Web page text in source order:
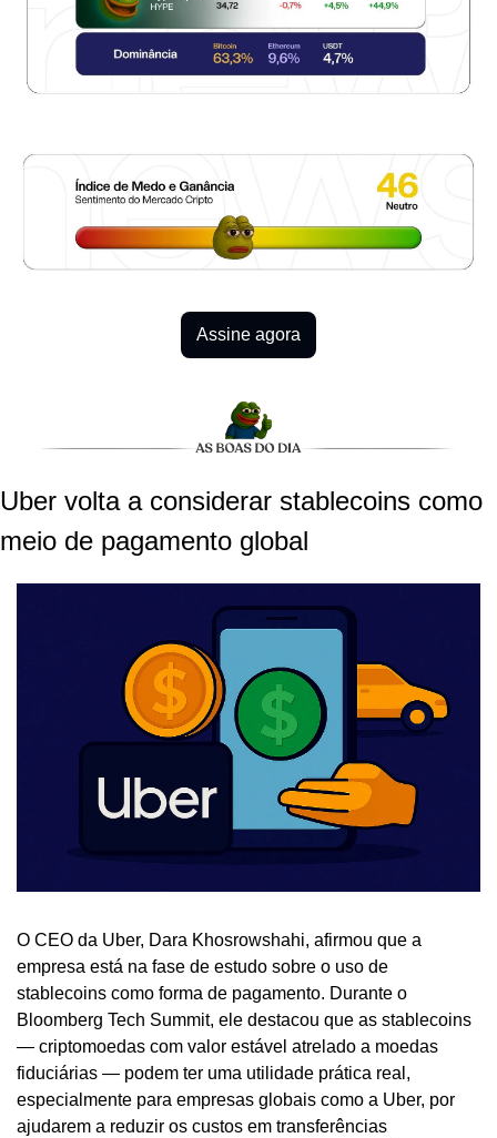
Assine agora
Uber volta a considerar stablecoins como
meio de pagamento global
O CEO da Uber, Dara Khosrowshahi, afirmou que a
empresa está na fase de estudo sobre o uso de
stablecoins como forma de pagamento. Durante o
Bloomberg Tech Summit, ele destacou que as stablecoins
— criptomoedas com valor estável atrelado a moedas
fiduciárias — podem ter uma utilidade prática real,
especialmente para empresas globais como a Uber, por
ajudarem a reduzir os custos em transferências